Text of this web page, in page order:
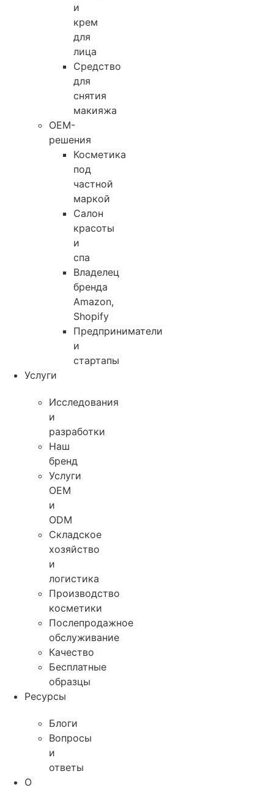
и
крем
для
лица
Средство
для
снятия
макияжа
OEM-
решения
Косметика
под
частной
маркой
Салон
красоты
и
спа
Владелец
бренда
Amazon,
Shopify
Предприниматели
и
стартапы
Услуги
Исследования
и
разработки
Наш
бренд
Услуги
OEM
и
ODM
Складское
хозяйство
и
логистика
Производство
косметики
Послепродажное
обслуживание
Качество
Бесплатные
образцы
Ресурсы
Блоги
Вопросы
и
ответы
О